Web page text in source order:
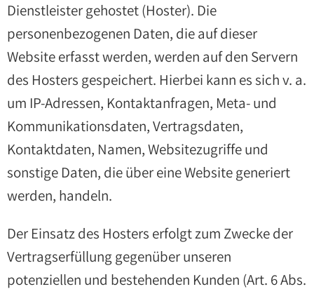
Dienstleister gehostet (Hoster). Die
personenbezogenen Daten, die auf dieser
Website erfasst werden, werden auf den Servern
des Hosters gespeichert. Hierbei kann es sich v. a.
um IP-Adressen, Kontaktanfragen, Meta- und
Kommunikationsdaten, Vertragsdaten,
Kontaktdaten, Namen, Websitezugriffe und
sonstige Daten, die über eine Website generiert
werden, handeln.
Der Einsatz des Hosters erfolgt zum Zwecke der
Vertragserfüllung gegenüber unseren
potenziellen und bestehenden Kunden (Art. 6 Abs.